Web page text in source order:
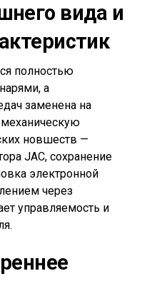
вида и
полностью
а
заменена на
новшеств —
JAC, сохранение
электронной
через
управляемость и